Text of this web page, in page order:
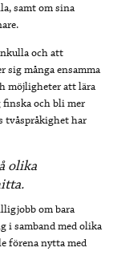
samt om sina
och att
sig många ensamma
möjligheter att lära
och bli mer
tvåspråkighet har
olika
om bara
i samband med olika
förena nytta med